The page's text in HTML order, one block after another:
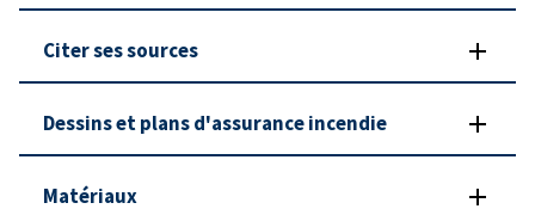
Citer ses sources
Dessins et plans d'assurance incendie
Matériaux